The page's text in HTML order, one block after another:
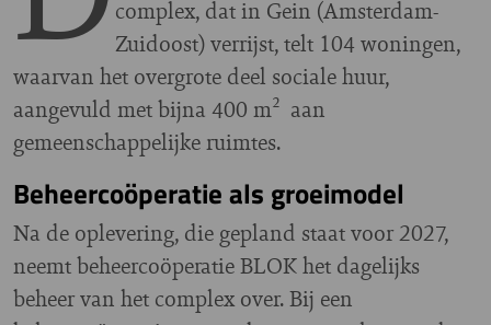
complex, dat in Gein (Amsterdam-
Zuidoost) verrijst, telt 104 woningen,
waarvan het overgrote deel sociale huur,
aangevuld met bijna 400 m² aan
gemeenschappelijke ruimtes.
Beheercoöperatie als groeimodel
Na de oplevering, die gepland staat voor 2027,
neemt beheercoöperatie BLOK het dagelijks
beheer van het complex over. Bij een